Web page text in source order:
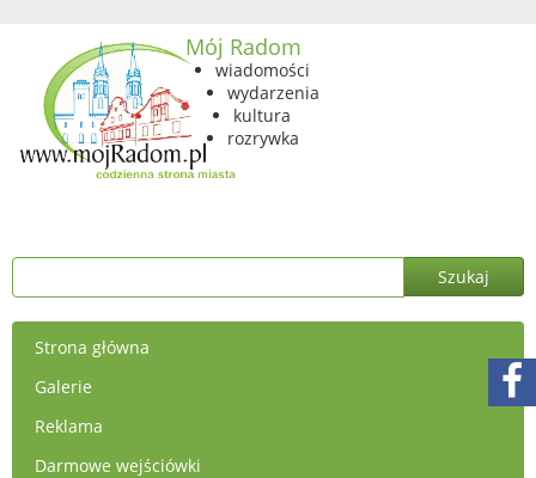
Mój Radom
wiadomości
wydarzenia
kultura
rozrywka
Strona główna
Galerie
Reklama
Darmowe wejściówki